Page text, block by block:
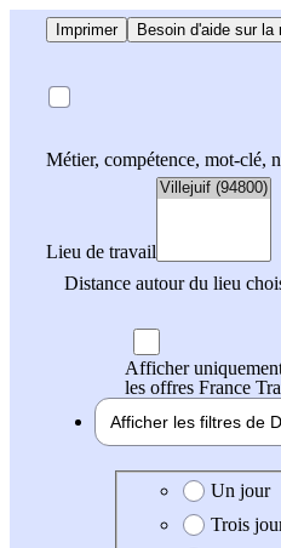
Imprimer Besoin d'aide sur la
Métier, compétence, mot-clé,
Lieu de travail
Distance autour du lieu
Afficher
les offres France
Afficher les filtres de
Date de création de
Un jour
Trois